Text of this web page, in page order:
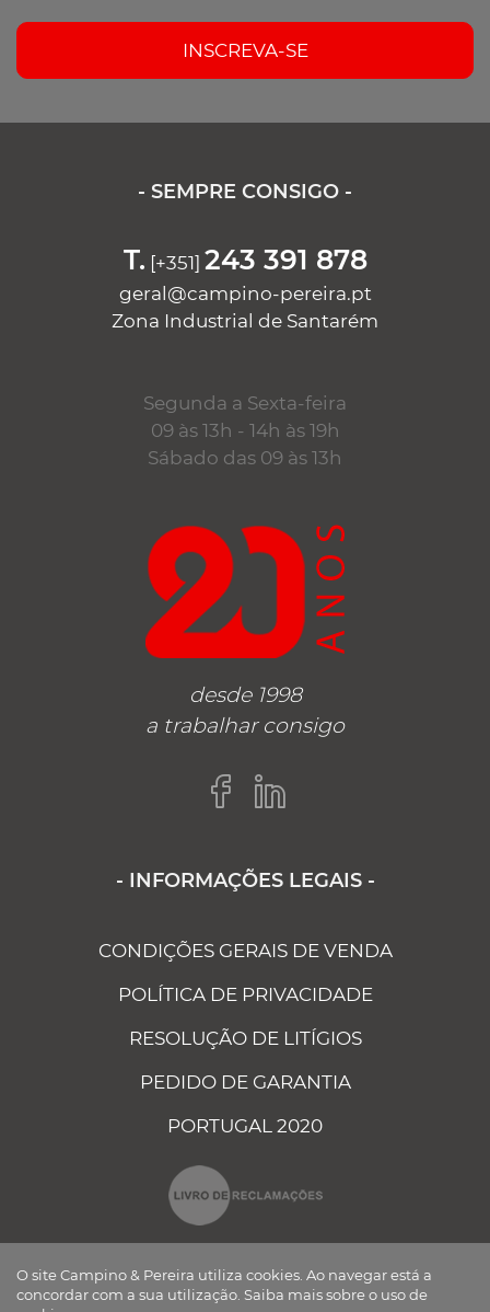
INSCREVA-SE
- SEMPRE CONSIGO -
T. [+351] 243 391 878
geral@campino-pereira.pt
Zona Industrial de Santarém
Segunda a Sexta-feira
09 às 13h - 14h às 19h
Sábado das 09 às 13h
desde 1998
a trabalhar consigo
- INFORMAÇÕES LEGAIS -
CONDIÇÕES GERAIS DE VENDA
POLÍTICA DE PRIVACIDADE
RESOLUÇÃO DE LITÍGIOS
PEDIDO DE GARANTIA
PORTUGAL 2020
O site Campino & Pereira utiliza cookies. Ao navegar está a
concordar com a sua utilização. Saiba mais sobre o uso de